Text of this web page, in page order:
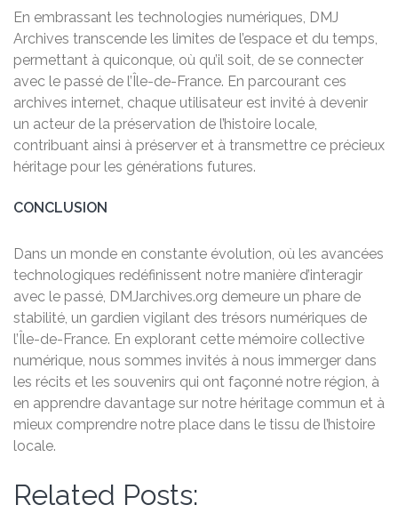
En embrassant les technologies numériques, DMJ
Archives transcende les limites de l’espace et du temps,
permettant à quiconque, où qu’il soit, de se connecter
avec le passé de l’Île-de-France. En parcourant ces
archives internet, chaque utilisateur est invité à devenir
un acteur de la préservation de l’histoire locale,
contribuant ainsi à préserver et à transmettre ce précieux
héritage pour les générations futures.
CONCLUSION
Dans un monde en constante évolution, où les avancées
technologiques redéfinissent notre manière d’interagir
avec le passé, DMJarchives.org demeure un phare de
stabilité, un gardien vigilant des trésors numériques de
l’Île-de-France. En explorant cette mémoire collective
numérique, nous sommes invités à nous immerger dans
les récits et les souvenirs qui ont façonné notre région, à
en apprendre davantage sur notre héritage commun et à
mieux comprendre notre place dans le tissu de l’histoire
locale.
Related Posts: